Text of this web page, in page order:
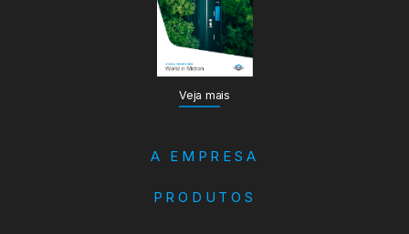
Veja mais
A EMPRESA
PRODUTOS